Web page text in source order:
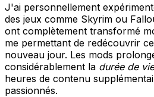
J'ai personnellement
des jeux comme Skyrim ou
ont complètement transformé
me permettant de redécouvrir
nouveau jour. Les mods
considérablement la durée de vie
heures de contenu
passionnés.